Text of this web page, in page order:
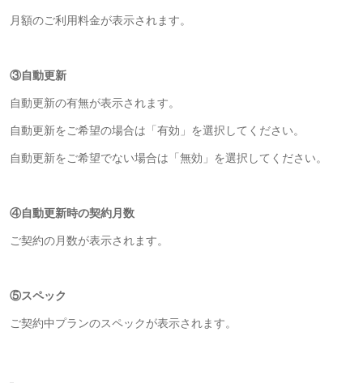
月額のご利用料金が表示されます。
③自動更新
自動更新の有無が表示されます。
自動更新をご希望の場合は「有効」を選択してください。
自動更新をご希望でない場合は「無効」を選択してください。
④自動更新時の契約月数
ご契約の月数が表示されます。
⑤スペック
ご契約中プランのスペックが表示されます。